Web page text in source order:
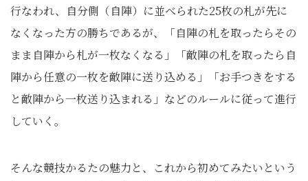
行なわれ、自分側（自陣）に並べられた25枚の札が先に
なくなった方の勝ちであるが、「自陣の札を取ったらその
まま自陣から札が一枚なくなる」「敵陣の札を取ったら自
陣から任意の一枚を敵陣に送り込める」「お手つきをする
と敵陣から一枚送り込まれる」などのルールに従って進行
していく。
そんな競技かるたの魅力と、これから初めてみたいという